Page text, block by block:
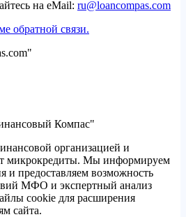
на eMail: ru@loancompas.com
обратной связи.
Компас"
организацией и
микрокредиты. Мы информируем
и предоставляем возможность
МФО и экспертный анализ
cookie для расширения
сайта.